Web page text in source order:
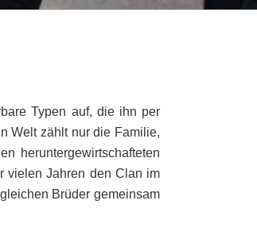
Typen auf, die ihn per
Welt zählt nur die Familie,
heruntergewirtschafteten
vielen Jahren den Clan im
Brüder gemeinsam